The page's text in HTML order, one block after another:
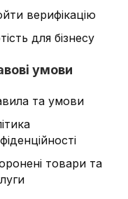
верифікацію
для бізнесу
умови
та умови
товари та